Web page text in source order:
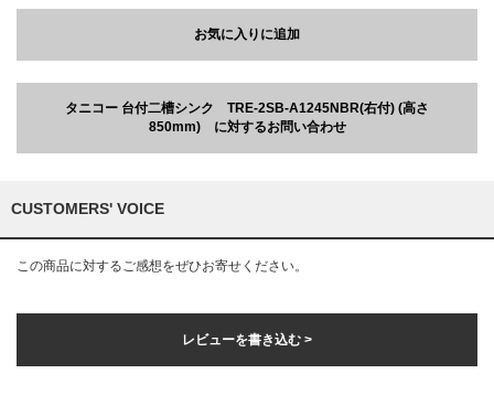
お気に入りに追加
タニコー 台付二槽シンク TRE-2SB-A1245NBR(右付) (高さ
850mm) に対するお問い合わせ
CUSTOMERS' VOICE
この商品に対するご感想をぜひお寄せください。
レビューを書き込む >